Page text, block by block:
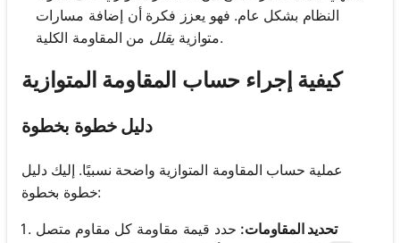
النظام بشكل عام. فهو يعزز فكرة أن إضافة مسارات
متوازية يقلل من المقاومة الكلية.
كيفية إجراء حساب المقاومة المتوازية
دليل خطوة بخطوة
عملية حساب المقاومة المتوازية واضحة نسبيًا. إليك دليل
خطوة بخطوة:
تحديد المقاومات: حدد قيمة مقاومة كل مقاوم متصل